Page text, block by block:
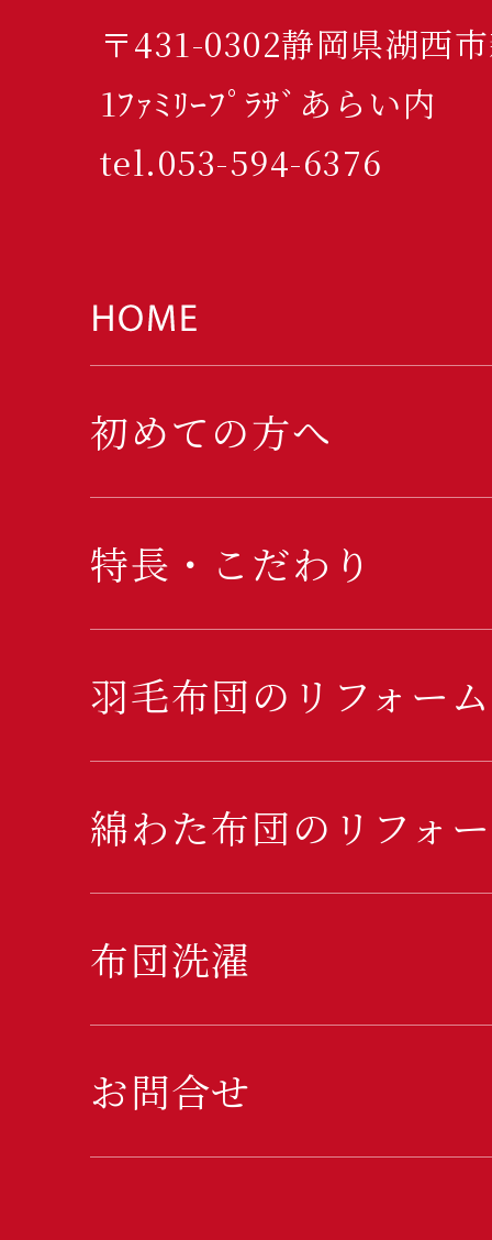
〒431-0302静岡県湖西
1ﾌｧﾐﾘｰﾌﾟﾗｻﾞあらい内
tel.053-594-6376
初めての方へ
特長・こだわり
羽毛布団のリフォーム
綿わた布団のリフォ
布団洗濯
お問合せ